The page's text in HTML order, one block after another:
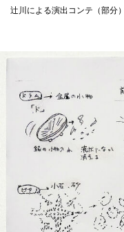
辻川による演出コンテ（部分